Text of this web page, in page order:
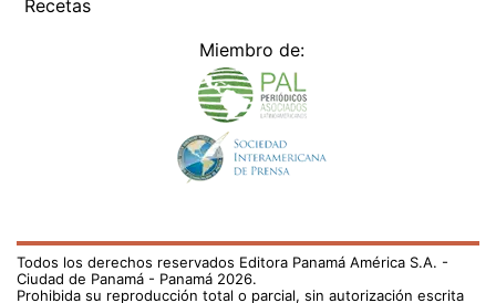
Recetas
Miembro de:
Todos los derechos reservados Editora Panamá América S.A. -
Ciudad de Panamá - Panamá 2026.
Prohibida su reproducción total o parcial, sin autorización escrita